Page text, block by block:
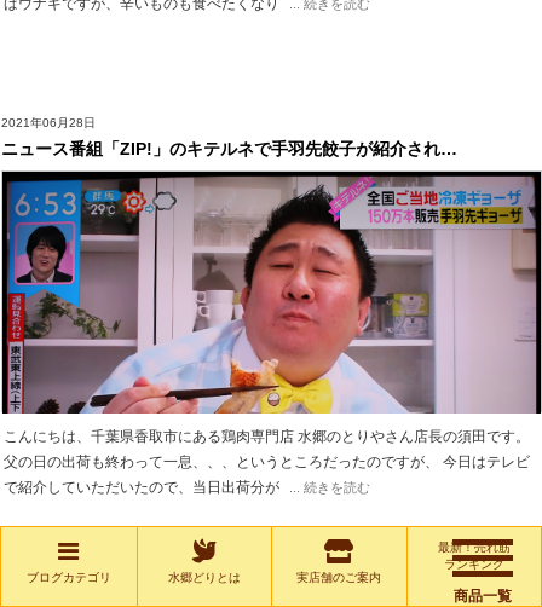
商品一覧
ばウナギですが、辛いものも食べたくなり
... 続きを読む
2021年06月28日
ニュース番組「ZIP!」のキテルネで手羽先餃子が紹介され…
こんにちは、千葉県香取市にある鶏肉専門店 水郷のとりやさん店長の須田です。
父の日の出荷も終わって一息、、、というところだったのですが、 今日はテレビ
で紹介していただいたので、当日出荷分が
... 続きを読む
ブログカテゴリ 水郷どりとは 実店舗のご案内
最新！売れ筋
ランキング